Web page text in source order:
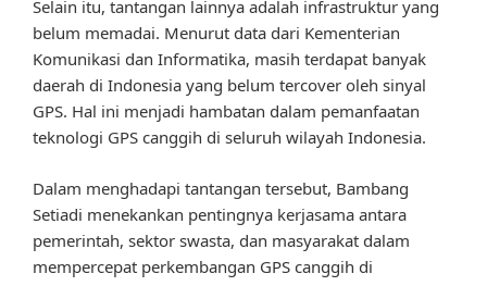
Selain itu, tantangan lainnya adalah infrastruktur yang
belum memadai. Menurut data dari Kementerian
Komunikasi dan Informatika, masih terdapat banyak
daerah di Indonesia yang belum tercover oleh sinyal
GPS. Hal ini menjadi hambatan dalam pemanfaatan
teknologi GPS canggih di seluruh wilayah Indonesia.
Dalam menghadapi tantangan tersebut, Bambang
Setiadi menekankan pentingnya kerjasama antara
pemerintah, sektor swasta, dan masyarakat dalam
mempercepat perkembangan GPS canggih di